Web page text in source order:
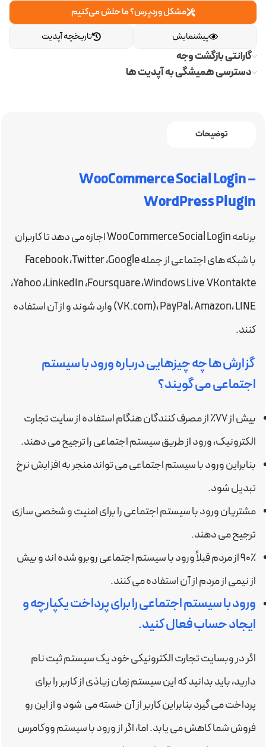
مشکل وردپرس؟ ما حلش می‌کنیم
تاریخچه آپدیت
پیشنمایش
گارانتی بازگشت وجه
دسترسی همیشگی به آپدیت ها
توضیحات
WooCommerce Social Login –
WordPress Plugin
برنامه WooCommerce Social Login اجازه می دهد تا کاربران
با شبکه های اجتماعی از جمله Facebook ،Twitter ،Google
،Yahoo ،LinkedIn ،Foursquare ،Windows Live VKontakte
(VK.com)، PayPal، Amazon، LINE وارد شوند و از آن استفاده
کنند.
گزارش ها چه چیزهایی درباره ورود با سیستم
اجتماعی می گویند؟
بیش از ۷۷٪ از مصرف کنندگان هنگام استفاده از سایت تجارت
الکترونیک، ورود از طریق سیستم اجتماعی را ترجیح می دهند.
بنابراین ورود با سیستم اجتماعی می تواند منجر به افزایش نرخ
تبدیل شود.
مشتریان ورود با سیستم اجتماعی را برای امنیت و شخصی سازی
ترجیح می دهند.
۹۰٪ از مردم قبلاً ورود با سیستم اجتماعی روبرو شده اند و بیش
از نیمی از مردم از آن استفاده می کنند.
ورود با سیستم اجتماعی را برای پرداخت یکپارچه و
ایجاد حساب فعال کنید.
اگر در وبسایت تجارت الکترونیکی خود یک سیستم ثبت نام
دارید، باید بدانید که این سیستم زمان زیاذی از کاربر را برای
پرداخت می گیرد بنابراین کاربر از آن خسته می شود و از این رو
فروش شما کاهش می یابد. اما، اگر از ورود با سیستم ووکامرس